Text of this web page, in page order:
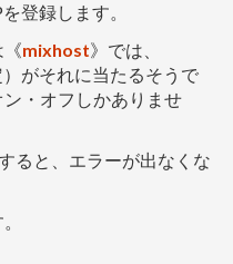
登録します。
mixhost》では、
がそれに当たるそうで
・オフしかありませ
ると、エラーが出なくな